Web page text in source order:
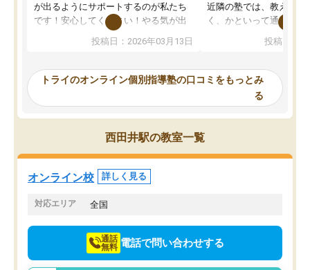
が出るようにサポートするのが私たち
です！安心してください！やる気が出
ないのは私たち講師の責任です」と言
ってくださり、確かに！と考えて、思
ったんですが、学生の先生から学ぶこ
み、徐々に成績が上がったらいいなと
思っていました。何が今足りないのか
を的確に指導いただき、子どももびっ
くりするほど楽しんでやる気を持って
塾を受けています。狙い通り、少しず
つ成績も上がり、苦手意識も無くなっ
てきたので、さらに苦手な数学も追加
でお願いしました。来年の高校受験に
投稿日：2026年03月13日
近隣の塾では、教えても
く、かといって通うには
可能なので本当に助か
らないところをピンポイ
頂いて、とてもわかり
していました。一生を
スト、多少お金がかかっ
投稿日：
トライのオンライン個別指導塾の口コミをもっとみ
る
西田井駅の教室一覧
オンライン校 詳しく見る
対応エリア 全国
通話
無料 電話で問い合わせする